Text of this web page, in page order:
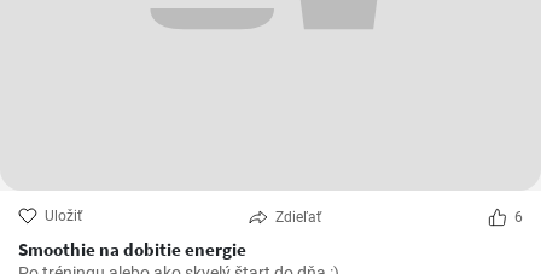
Uložiť Zdieľať 6
Smoothie na dobitie energie